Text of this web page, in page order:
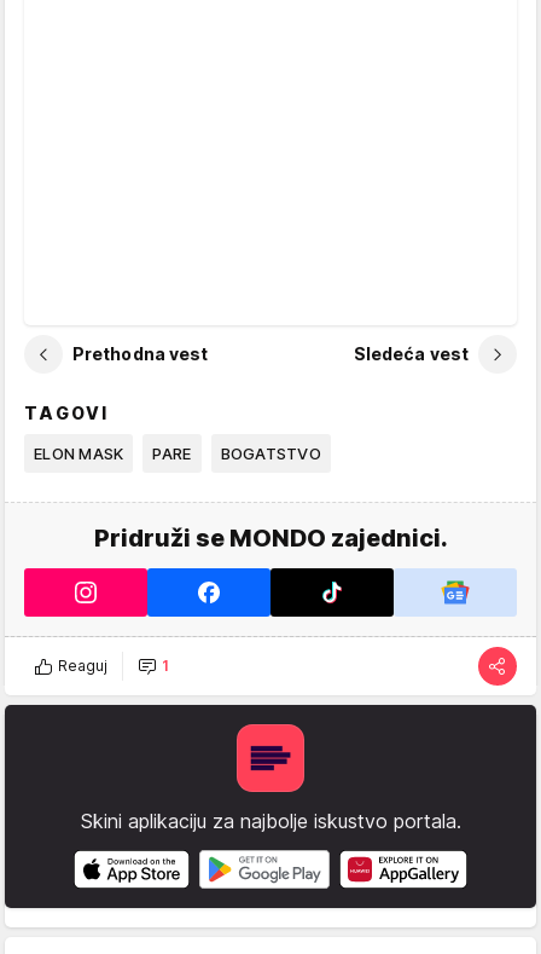
Prethodna vest Sledeća vest
TAGOVI
ELON MASK PARE BOGATSTVO
Pridruži se MONDO zajednici.
Reaguj 1
Skini aplikaciju za najbolje iskustvo portala.